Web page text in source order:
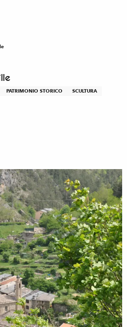
PATRIMONIO STORICO
SCULTURA
favoris